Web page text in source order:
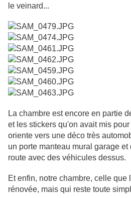
le veinard...
La chambre est encore en partie
et les stickers qu'on avait mis
oriente vers une déco très
un porte manteau mural garage
route avec des véhicules dessus.
Et enfin, notre chambre, celle que
rénovée, mais qui reste toute